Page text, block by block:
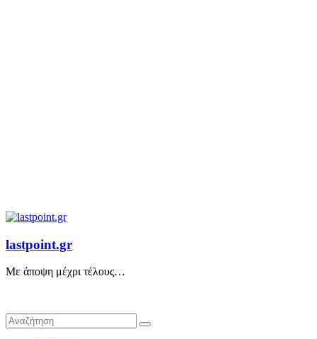
lastpoint.gr
Με άποψη μέχρι τέλους…